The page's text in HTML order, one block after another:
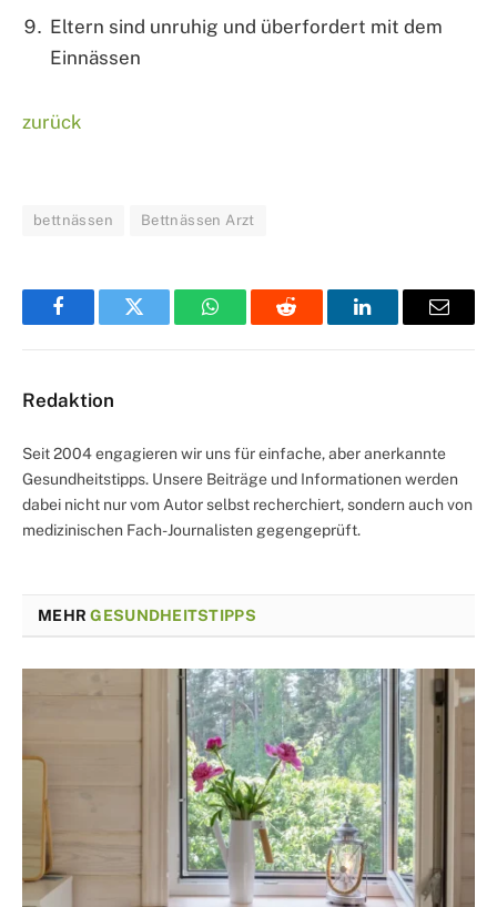
Eltern sind unruhig und überfordert mit dem
Einnässen
zurück
bettnässen Bettnässen Arzt
FacebookTwitter WhatsAppReddit LinkedInEmail
Redaktion
Seit 2004 engagieren wir uns für einfache, aber anerkannte
Gesundheitstipps. Unsere Beiträge und Informationen werden
dabei nicht nur vom Autor selbst recherchiert, sondern auch von
medizinischen Fach-Journalisten gegengeprüft.
MEHRGESUNDHEITSTIPPS